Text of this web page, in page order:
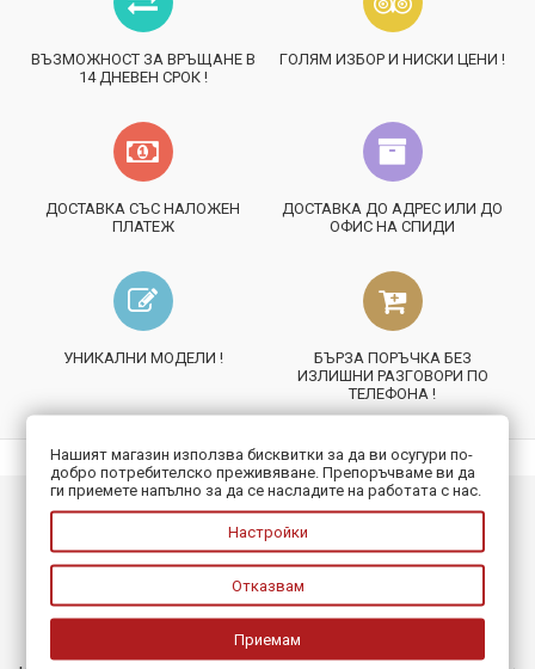
ВЪЗМОЖНОСТ ЗА ВРЪЩАНЕ В
14 ДНЕВЕН СРОК !
ГОЛЯМ ИЗБОР И НИСКИ ЦЕНИ !
ДОСТАВКА СЪС НАЛОЖЕН
ПЛАТЕЖ
ДОСТАВКА ДО АДРЕС ИЛИ ДО
ОФИС НА СПИДИ
УНИКАЛНИ МОДЕЛИ !
БЪРЗА ПОРЪЧКА БЕЗ
ИЗЛИШНИ РАЗГОВОРИ ПО
ТЕЛЕФОНА !
ИНФОРМАЦИЯ
ПОЛЕЗНО
Нашият магазин използва бисквитки за да ви осугури по-
добро потребителско преживяване. Препоръчваме ви да
ги приемете напълно за да се насладите на работата с нас.
Настройки
Отказвам
Приемам